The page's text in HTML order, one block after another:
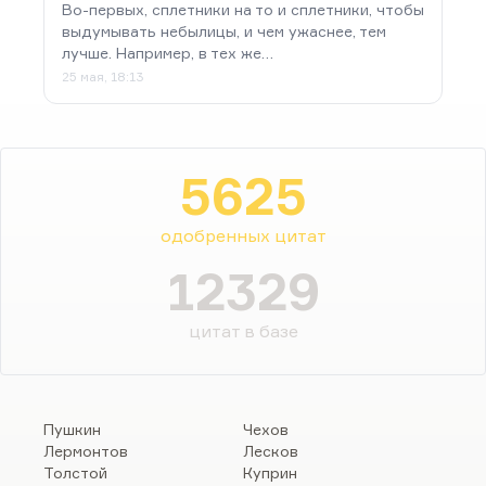
Во-первых, сплетники на то и сплетники, чтобы
выдумывать небылицы, и чем ужаснее, тем
лучше. Например, в тех же…
25 мая, 18:13
5625
одобренных цитат
12329
цитат в базе
Пушкин
Лермонтов
Толстой
Чехов
Лесков
Куприн